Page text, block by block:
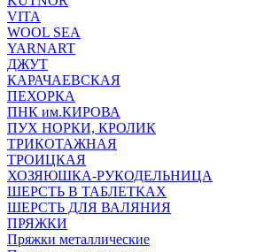
VITA
WOOL SEA
YARNART
ДЖУТ
КАРАЧАЕВСКАЯ
ПЕХОРКА
ПНК им.КИРОВА
ПУХ НОРКИ, КРОЛИК
ТРИКОТАЖНАЯ
ТРОИЦКАЯ
ХОЗЯЮШКА-РУКОДЕЛЬНИЦА
ШЕРСТЬ В ТАБЛЕТКАХ
ШЕРСТЬ ДЛЯ ВАЛЯНИЯ
ПРЯЖКИ
Пряжки металлические